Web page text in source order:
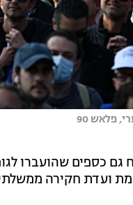
פלאש 90
כספים שהועברו
ועדת חקירה